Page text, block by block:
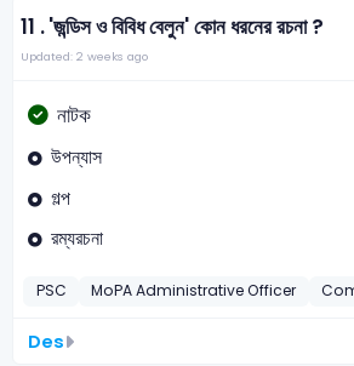
11 .'জন্ডিস ও বিবিধ বেলুন' কোন ধরনের রচনা ?
Updated: 2 weeks ago
নাটক
উপন্যাস
গল্প
রম্যরচনা
PSC MoPA Administrative Officer
Des